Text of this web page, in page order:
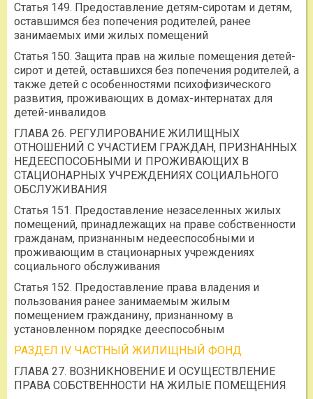
Статья 149. Предоставление детям-сиротам и детям,
оставшимся без попечения родителей, ранее
занимаемых ими жилых помещений
Статья 150. Защита прав на жилые помещения детей-
сирот и детей, оставшихся без попечения родителей, а
также детей с особенностями психофизического
развития, проживающих в домах-интернатах для
детей-инвалидов
ГЛАВА 26. РЕГУЛИРОВАНИЕ ЖИЛИЩНЫХ
ОТНОШЕНИЙ С УЧАСТИЕМ ГРАЖДАН, ПРИЗНАННЫХ
НЕДЕЕСПОСОБНЫМИ И ПРОЖИВАЮЩИХ В
СТАЦИОНАРНЫХ УЧРЕЖДЕНИЯХ СОЦИАЛЬНОГО
ОБСЛУЖИВАНИЯ
Статья 151. Предоставление незаселенных жилых
помещений, принадлежащих на праве собственности
гражданам, признанным недееспособными и
проживающим в стационарных учреждениях
социального обслуживания
Статья 152. Предоставление права владения и
пользования ранее занимаемым жилым
помещением гражданину, признанному в
установленном порядке дееспособным
РАЗДЕЛ IV. ЧАСТНЫЙ ЖИЛИЩНЫЙ ФОНД
ГЛАВА 27. ВОЗНИКНОВЕНИЕ И ОСУЩЕСТВЛЕНИЕ
ПРАВА СОБСТВЕННОСТИ НА ЖИЛЫЕ ПОМЕЩЕНИЯ